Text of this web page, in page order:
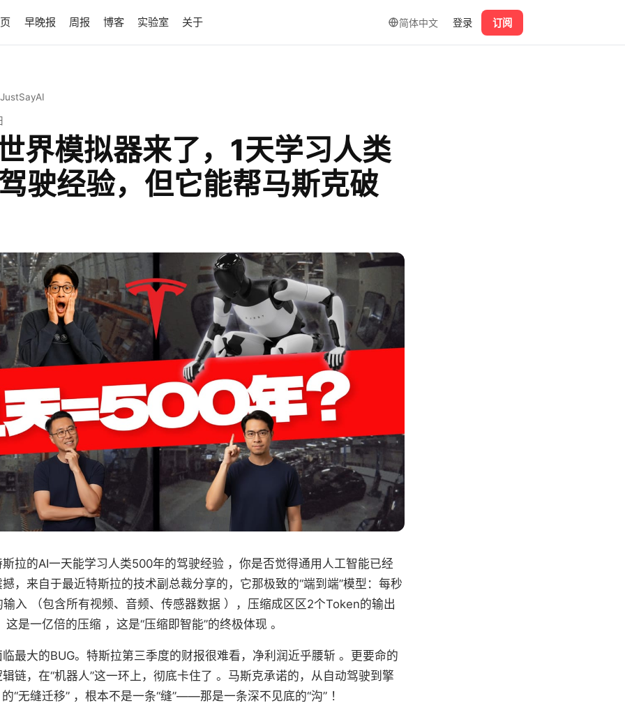
早晚报 周报 博客 实验室 关于 简体中文 登录 订阅
界模拟器来了，1天学习人类
驶经验，但它能帮马斯克破
拉的AI一天能学习人类500年的驾驶经验 ，你是否觉得通用人工智能已经
，来自于最近特斯拉的技术副总裁分享的，它那极致的“端到端”模型：每秒
入 （包含所有视频、音频、传感器数据 ），压缩成区区2个Token的输出
是一亿倍的压缩 ，这是“压缩即智能”的终极体现 。
最大的BUG。特斯拉第三季度的财报很难看，净利润近乎腰斩 。更要命的
链，在“机器人”这一环上，彻底卡住了 。马斯克承诺的，从自动驾驶到擎
“无缝迁移” ，根本不是一条“缝”——那是一条深不见底的“沟” ！